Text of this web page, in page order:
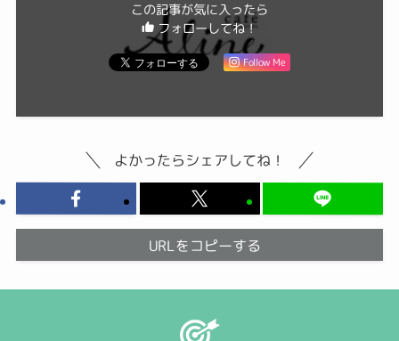
この記事が気に入ったら
フォローしてね！
Follow Me
よかったらシェアしてね！
URLをコピーする